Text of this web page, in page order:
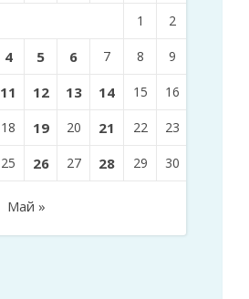
1 2
4 5 6 7 8 9
11 12 13 14 15 16
18 19 20 21 22 23
25 26 27 28 29 30
Май »